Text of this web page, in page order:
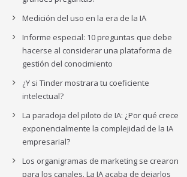
Medición del uso en la era de la IA
Informe especial: 10 preguntas que debe
hacerse al considerar una plataforma de
gestión del conocimiento
¿Y si Tinder mostrara tu coeficiente
intelectual?
La paradoja del piloto de IA: ¿Por qué crece
exponencialmente la complejidad de la IA
empresarial?
Los organigramas de marketing se crearon
para los canales. La IA acaba de dejarlos